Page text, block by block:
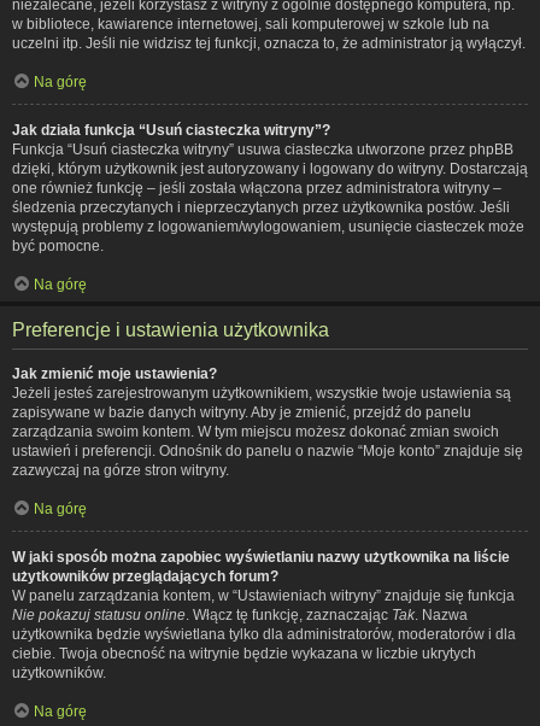
niezalecane, jeżeli korzystasz z witryny z ogólnie dostępnego komputera, np.
w bibliotece, kawiarence internetowej, sali komputerowej w szkole lub na
uczelni itp. Jeśli nie widzisz tej funkcji, oznacza to, że administrator ją wyłączył.
Na górę
Jak działa funkcja “Usuń ciasteczka witryny”?
Funkcja “Usuń ciasteczka witryny” usuwa ciasteczka utworzone przez phpBB
dzięki, którym użytkownik jest autoryzowany i logowany do witryny. Dostarczają
one również funkcję – jeśli została włączona przez administratora witryny –
śledzenia przeczytanych i nieprzeczytanych przez użytkownika postów. Jeśli
występują problemy z logowaniem/wylogowaniem, usunięcie ciasteczek może
być pomocne.
Na górę
Preferencje i ustawienia użytkownika
Jak zmienić moje ustawienia?
Jeżeli jesteś zarejestrowanym użytkownikiem, wszystkie twoje ustawienia są
zapisywane w bazie danych witryny. Aby je zmienić, przejdź do panelu
zarządzania swoim kontem. W tym miejscu możesz dokonać zmian swoich
ustawień i preferencji. Odnośnik do panelu o nazwie “Moje konto” znajduje się
zazwyczaj na górze stron witryny.
Na górę
W jaki sposób można zapobiec wyświetlaniu nazwy użytkownika na liście
użytkowników przeglądających forum?
W panelu zarządzania kontem, w “Ustawieniach witryny” znajduje się funkcja
Nie pokazuj statusu online . Włącz tę funkcję, zaznaczając Tak . Nazwa
użytkownika będzie wyświetlana tylko dla administratorów, moderatorów i dla
ciebie. Twoja obecność na witrynie będzie wykazana w liczbie ukrytych
użytkowników.
Na górę